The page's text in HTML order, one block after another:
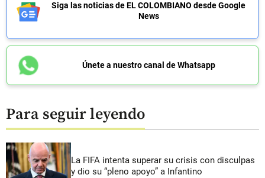
Siga las noticias de EL COLOMBIANO desde Google
News
Únete a nuestro canal de Whatsapp
Para seguir leyendo
La FIFA intenta superar su crisis con disculpas
y dio su “pleno apoyo” a Infantino